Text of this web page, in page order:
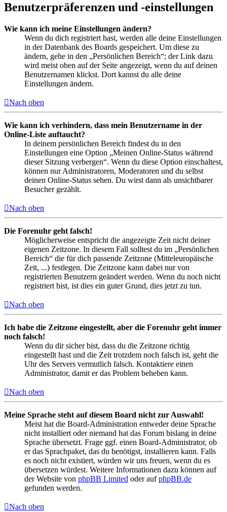
Benutzerpräferenzen und -einstellungen
Wie kann ich meine Einstellungen ändern?
Wenn du dich registriert hast, werden alle deine Einstellungen
in der Datenbank des Boards gespeichert. Um diese zu
ändern, gehe in den „Persönlichen Bereich“; der Link dazu
wird meist oben auf der Seite angezeigt, wenn du auf deinen
Benutzernamen klickst. Dort kannst du alle deine
Einstellungen ändern.
Nach oben
Wie kann ich verhindern, dass mein Benutzername in der
Online-Liste auftaucht?
In deinem persönlichen Bereich findest du in den
Einstellungen eine Option „Meinen Online-Status während
dieser Sitzung verbergen“. Wenn du diese Option einschaltest,
können nur Administratoren, Moderatoren und du selbst
deinen Online-Status sehen. Du wirst dann als unsichtbarer
Besucher gezählt.
Nach oben
Die Forenuhr geht falsch!
Möglicherweise entspricht die angezeigte Zeit nicht deiner
eigenen Zeitzone. In diesem Fall solltest du im „Persönlichen
Bereich“ die für dich passende Zeitzone (Mitteleuropäische
Zeit, ...) festlegen. Die Zeitzone kann dabei nur von
registrierten Benutzern geändert werden. Wenn du noch nicht
registriert bist, ist dies ein guter Grund, dies jetzt zu tun.
Nach oben
Ich habe die Zeitzone eingestellt, aber die Forenuhr geht immer
noch falsch!
Wenn du dir sicher bist, dass du die Zeitzone richtig
eingestellt hast und die Zeit trotzdem noch falsch ist, geht die
Uhr des Servers vermutlich falsch. Kontaktiere einen
Administrator, damit er das Problem beheben kann.
Nach oben
Meine Sprache steht auf diesem Board nicht zur Auswahl!
Meist hat die Board-Administration entweder deine Sprache
nicht installiert oder niemand hat das Forum bislang in deine
Sprache übersetzt. Frage ggf. einen Board-Administrator, ob
er das Sprachpaket, das du benötigst, installieren kann. Falls
es noch nicht existiert, würden wir uns freuen, wenn du es
übersetzen würdest. Weitere Informationen dazu können auf
der Website von phpBB Limited oder aufphpBB.de
gefunden werden.
Nach oben